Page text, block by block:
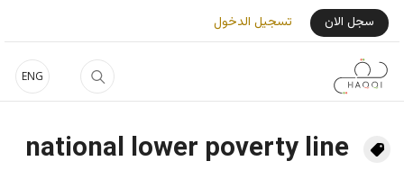
تجاوز إلى المحتوى الرئيسي
ENG
User Login Menu
سجل الان تسجيل الدخول
national lower poverty line